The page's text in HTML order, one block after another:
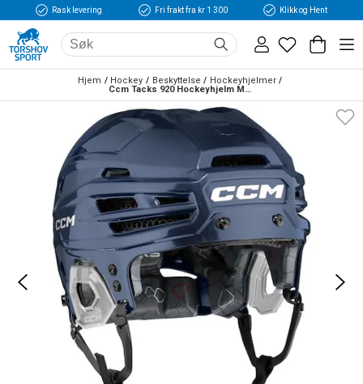
Rask levering Fri frakt fra kr 1 300 Klikk og Hent
Hjem Hockey Beskyttelse
Hockeyhjelmer
Ccm Tacks 920 Hockeyhjelm Marine